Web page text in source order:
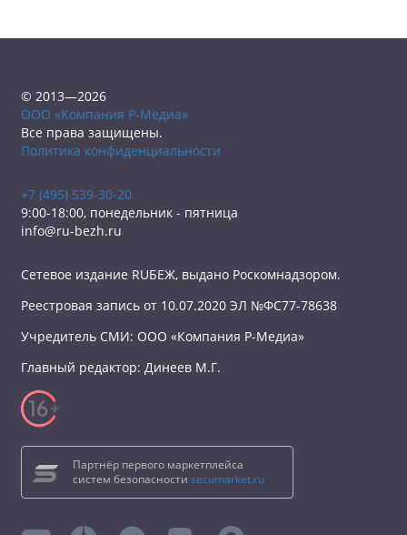
© 2013—2026
ООО «Компания Р-Медиа»
Все права защищены.
Политика конфиденциальности
+7 (495) 539-30-20
9:00-18:00, понедельник - пятница
info@ru-bezh.ru
Сетевое издание RUБЕЖ, выдано Роскомнадзором.
Реестровая запись от 10.07.2020 ЭЛ №ФС77-78638
Учредитель СМИ: ООО «Компания Р-Медиа»
Главный редактор: Динеев М.Г.
Партнёр первого маркетплейса
систем безопасности secumarket.ru